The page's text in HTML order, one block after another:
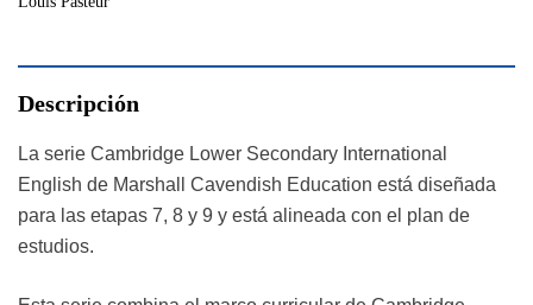
Descripción
La serie Cambridge Lower Secondary International
English de Marshall Cavendish Education está diseñada
para las etapas 7, 8 y 9 y está alineada con el plan de
estudios.